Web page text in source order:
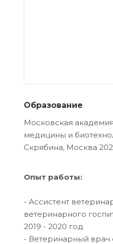
Образование
Московская
медицины и
Скрябина, Москва
Опыт работы:
- Ассистент
ветеринарного
2019 - 2020 год
- Ветеринарный врач